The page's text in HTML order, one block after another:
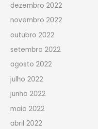
dezembro 2022
novembro 2022
outubro 2022
setembro 2022
agosto 2022
julho 2022
junho 2022
maio 2022
abril 2022